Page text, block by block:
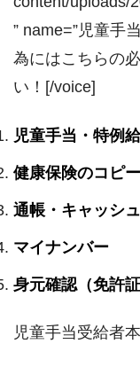
” name=”児童手
為にはこちらの
い！[/voice]
児童手当・特例
健康保険のコピー
通帳・キャッシ
マイナンバー
身元確認（免許証
児童手当受給者